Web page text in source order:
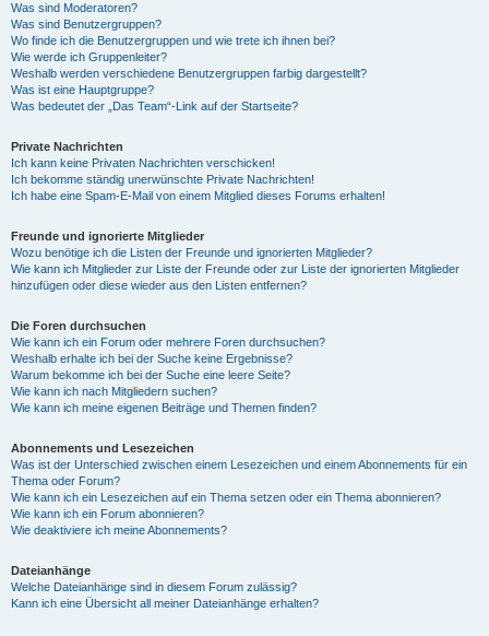
Was sind Moderatoren?
Was sind Benutzergruppen?
Wo finde ich die Benutzergruppen und wie trete ich ihnen bei?
Wie werde ich Gruppenleiter?
Weshalb werden verschiedene Benutzergruppen farbig dargestellt?
Was ist eine Hauptgruppe?
Was bedeutet der „Das Team“-Link auf der Startseite?
Private Nachrichten
Ich kann keine Privaten Nachrichten verschicken!
Ich bekomme ständig unerwünschte Private Nachrichten!
Ich habe eine Spam-E-Mail von einem Mitglied dieses Forums erhalten!
Freunde und ignorierte Mitglieder
Wozu benötige ich die Listen der Freunde und ignorierten Mitglieder?
Wie kann ich Mitglieder zur Liste der Freunde oder zur Liste der ignorierten Mitglieder
hinzufügen oder diese wieder aus den Listen entfernen?
Die Foren durchsuchen
Wie kann ich ein Forum oder mehrere Foren durchsuchen?
Weshalb erhalte ich bei der Suche keine Ergebnisse?
Warum bekomme ich bei der Suche eine leere Seite?
Wie kann ich nach Mitgliedern suchen?
Wie kann ich meine eigenen Beiträge und Themen finden?
Abonnements und Lesezeichen
Was ist der Unterschied zwischen einem Lesezeichen und einem Abonnements für ein
Thema oder Forum?
Wie kann ich ein Lesezeichen auf ein Thema setzen oder ein Thema abonnieren?
Wie kann ich ein Forum abonnieren?
Wie deaktiviere ich meine Abonnements?
Dateianhänge
Welche Dateianhänge sind in diesem Forum zulässig?
Kann ich eine Übersicht all meiner Dateianhänge erhalten?